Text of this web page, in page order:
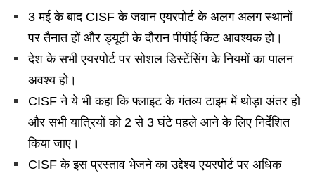
3 मई के बाद CISF के जवान एयरपोर्ट के अलग अलग स्थानों
पर तैनात हों और ड्यूटी के दौरान पीपीई किट आवश्यक हो।
देश के सभी एयरपोर्ट पर सोशल डिस्टेंसिंग के नियमों का पालन
अवश्य हो।
CISF ने ये भी कहा कि फ्लाइट के गंतव्य टाइम में थोड़ा अंतर हो
और सभी यात्रियों को 2 से 3 घंटे पहले आने के लिए निर्देशित
किया जाए।
CISF के इस प्रस्ताव भेजने का उद्देश्य एयरपोर्ट पर अधिक